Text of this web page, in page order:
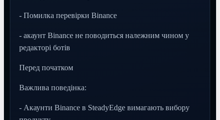
- Помилка перевірки Binance
- акаунт Binance не поводиться належним чином у
редакторі ботів
Перед початком
Важлива поведінка:
- Акаунти Binance в SteadyEdge вимагають вибору